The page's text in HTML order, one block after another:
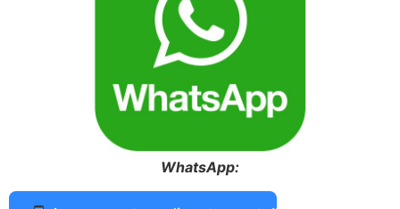
WhatsApp: